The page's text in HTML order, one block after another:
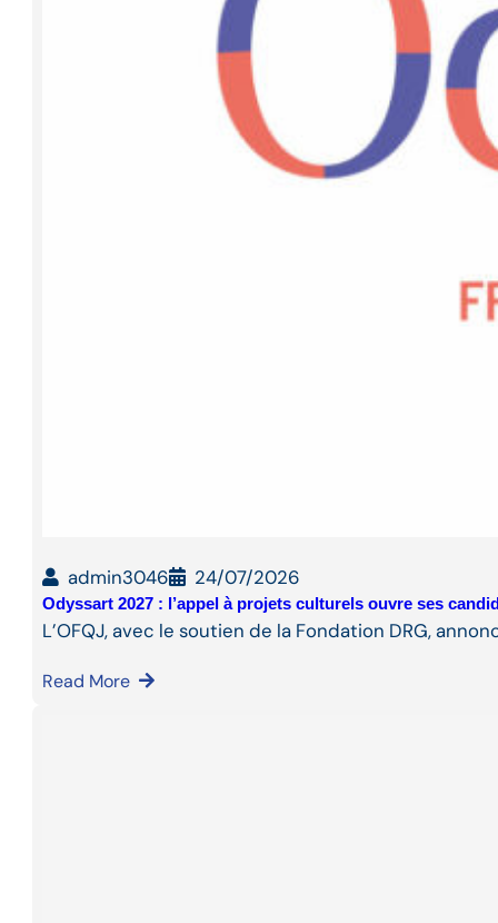
admin3046 24/07/2026
Odyssart 2027 : l’appel à projets culturels ouvre ses
L’OFQJ, avec le soutien de la Fondation DRG,
Read More